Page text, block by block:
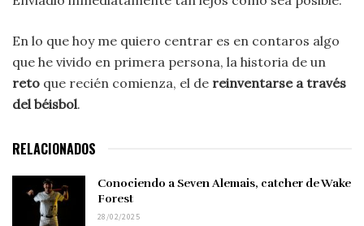
En lo que hoy me quiero centrar es en contaros algo
que he vivido en primera persona, la historia de un
reto que recién comienza, el de reinventarse a través
del béisbol.
RELACIONADOS
Conociendo a Seven Alemais, catcher de Wake
Forest
28/02/2025